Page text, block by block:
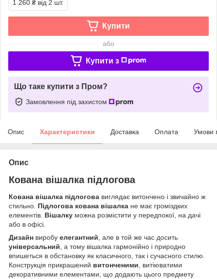
1 260 ₴ від 2 шт.
Купити
або
Купити з
Що таке купити з Пром?
Замовлення під захистом
Опис Характеристики Доставка Оплата Умови
Опис
Кована вішалка підлогова
Кована вішалка підлогова виглядає витончено і звичайно ж
стильно. Підлогова кована вішалка не має громіздких
елементів. Вішалку можна розмістити у передпокої, на дачі
або в офісі.
Дизайн виробу елегантний, але в той же час досить
універсальний, а тому вішалка гармонійно і природно
впишеться в обстановку як класичного, так і сучасного стилю.
Конструкція прикрашений витонченими, витіюватими
декоративними елементами, що додають цього предмету